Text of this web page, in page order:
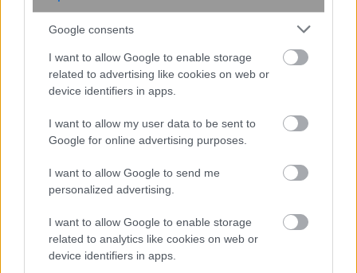
Google consents
I want to allow Google to enable storage
related to advertising like cookies on web or
device identifiers in apps.
I want to allow my user data to be sent to
Google for online advertising purposes.
I want to allow Google to send me
personalized advertising.
I want to allow Google to enable storage
related to analytics like cookies on web or
device identifiers in apps.
Fable 5 για τη μείωση των ψευδών
θετικών αποτελεσμάτων
Πλούτωνας: Η ατμόσφαιρά του
συρρικνώνεται καθώς απομακρύνεται
από τον Ήλιο